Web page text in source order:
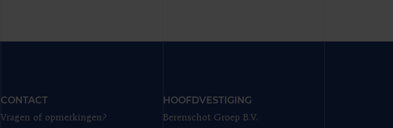
CONTACT
Vragen of opmerkingen?
HOOFDVESTIGING
Berenschot Groep B.V.